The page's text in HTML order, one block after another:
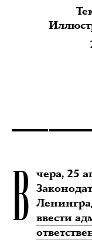
В чера, 25
ввести